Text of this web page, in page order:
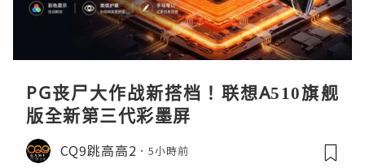
PG丧尸大作战新搭档！联想A510旗舰
版全新第三代彩墨屏
CQ9跳高高2 5小時前